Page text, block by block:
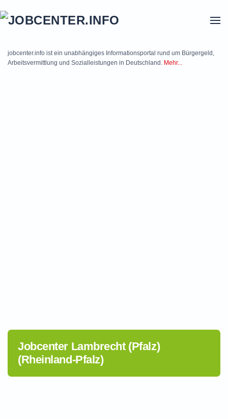
jobcenter.info ist ein unabhängiges Informationsportal rund um Bürgergeld,
Arbeitsvermittlung und Sozialleistungen in Deutschland. Mehr...
Jobcenter Lambrecht (Pfalz)
(Rheinland-Pfalz)